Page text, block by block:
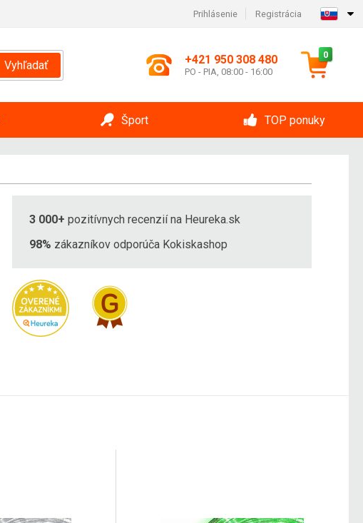
Prihlásenie Registrácia
Vyhľadať +421 950 308 480
PO - PIA, 08:00 - 16:00
0
Šport TOP ponuky
3 000+ pozitívnych recenzií na Heureka.sk
98% zákazníkov odporúča Kokiskashop